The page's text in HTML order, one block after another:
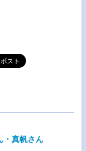
・真帆さん